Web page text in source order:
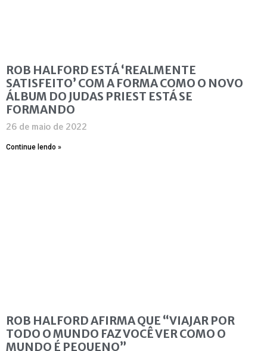
ROB HALFORD ESTÁ ‘REALMENTE
SATISFEITO’ COM A FORMA COMO O NOVO
ÁLBUM DO JUDAS PRIEST ESTÁ SE
FORMANDO
26 de maio de 2022
Continue lendo »
ROB HALFORD AFIRMA QUE “VIAJAR POR
TODO O MUNDO FAZ VOCÊ VER COMO O
MUNDO É PEQUENO”